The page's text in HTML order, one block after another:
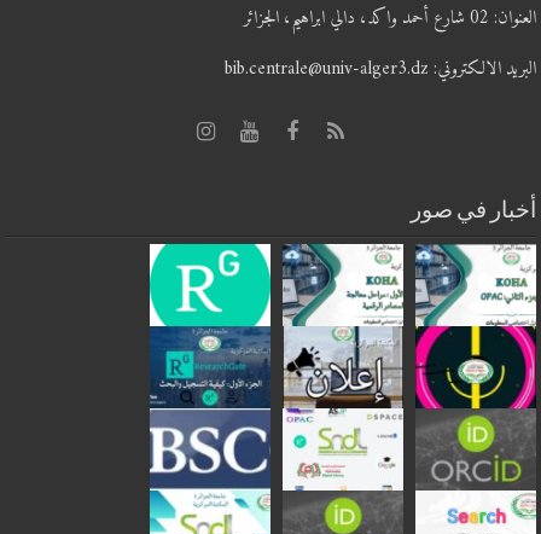
العنوان: 02 شارع أحمد واكد، دالي ابراهيم، الجزائر
البريد الالكتروني: bib.centrale@univ-alger3.dz
أخبار في صور